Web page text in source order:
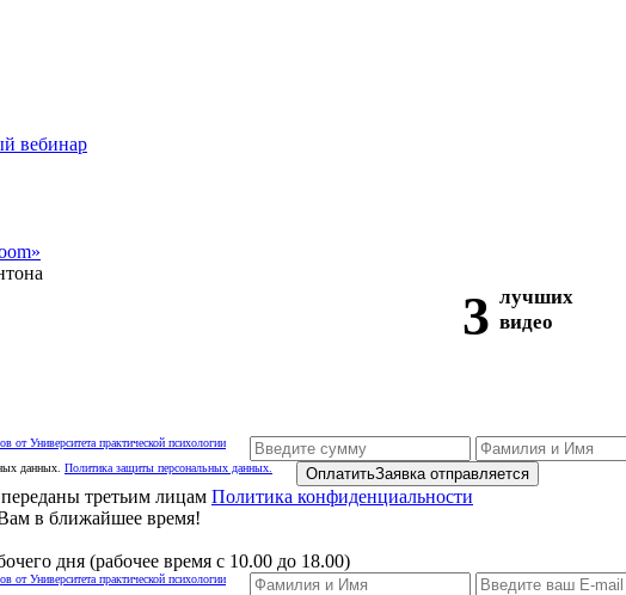
вебинар
3 лучших
видео
от Университета практической психологии
данных. Политика защиты персональных данных. ОплатитьЗаявка отправляется
третьим лицам Политика конфиденциальности
в ближайшее время!
дня (рабочее время с 10.00 до 18.00)
от Университета практической психологии